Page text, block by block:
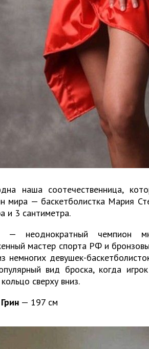
наша соотечественница,
мира — баскетболистка Мария
и 3 сантиметра.
— неоднократный чемпион
мастер спорта РФ и
немногих девушек-
вид броска, когда
кольцо сверху вниз.
— 197 см